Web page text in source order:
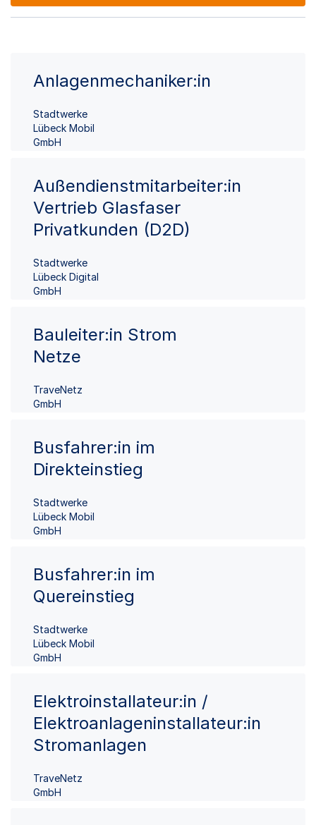
Anlagenmechaniker:in
Stadtwerke
Lübeck Mobil
GmbH
Außendienstmitarbeiter:in
Vertrieb Glasfaser
Privatkunden (D2D)
Stadtwerke
Lübeck Digital
GmbH
Bauleiter:in Strom
Netze
TraveNetz
GmbH
Busfahrer:in im
Direkteinstieg
Stadtwerke
Lübeck Mobil
GmbH
Busfahrer:in im
Quereinstieg
Stadtwerke
Lübeck Mobil
GmbH
Elektroinstallateur:in /
Elektroanlageninstallateur:in
Stromanlagen
TraveNetz
GmbH